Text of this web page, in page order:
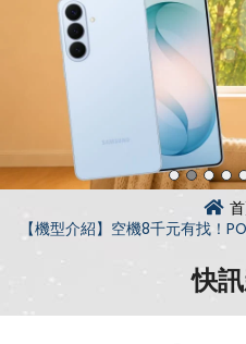
【機型介紹】空機8千元有找！
快